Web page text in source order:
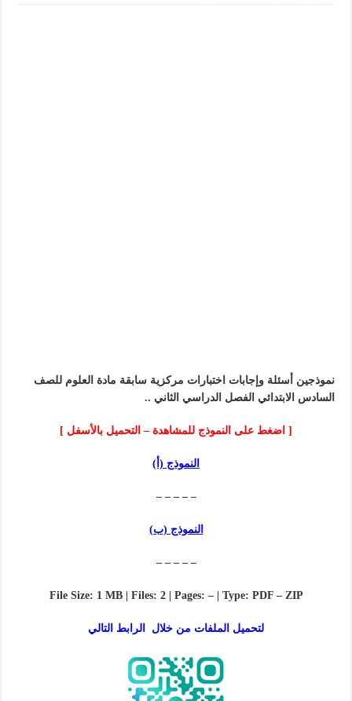
نموذجين أسئلة وإجابات اختبارات مركزية سابقة مادة العلوم للصف
السادس الابتدائي الفصل الدراسي الثاني ..
[ اضغط على النموذج للمشاهدة – التحميل بالأسفل ]
النموذج (أ)
– – – – –
النموذج (ب)
– – – – –
File Size: 1 MB | Files: 2 | Pages: – | Type: PDF – ZIP
لتحميل الملفات من خلال الرابط التالي